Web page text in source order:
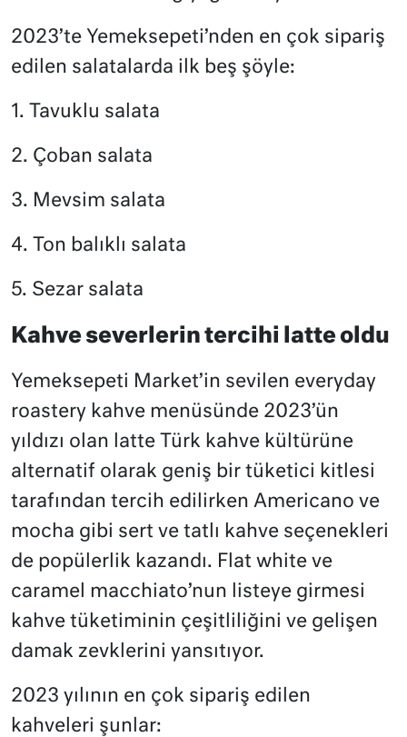
2023’te Yemeksepeti’nden en çok sipariş
edilen salatalarda ilk beş şöyle:
1. Tavuklu salata
2. Çoban salata
3. Mevsim salata
4. Ton balıklı salata
5. Sezar salata
Kahve severlerin tercihi latte oldu
Yemeksepeti Market’in sevilen everyday
roastery kahve menüsünde 2023’ün
yıldızı olan latte Türk kahve kültürüne
alternatif olarak geniş bir tüketici kitlesi
tarafından tercih edilirken Americano ve
mocha gibi sert ve tatlı kahve seçenekleri
de popülerlik kazandı. Flat white ve
caramel macchiato’nun listeye girmesi
kahve tüketiminin çeşitliliğini ve gelişen
damak zevklerini yansıtıyor.
2023 yılının en çok sipariş edilen
kahveleri şunlar: